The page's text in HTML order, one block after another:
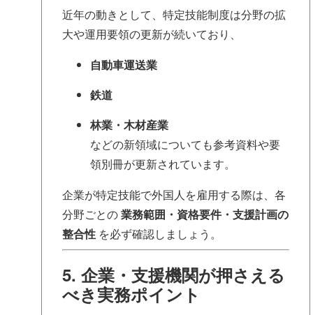
近年の動きとして、特定技能制度は分野の拡
大や運用要領の更新が続いており、
自動車運送業
鉄道
林業・木材産業
などの新領域についても参考資料や要
領別冊が更新されています。
企業が特定技能で外国人を雇用する際は、各
分野ごとの業務範囲・資格要件・支援計画の
整合性を必ず確認しましょう。
5. 企業・支援機関が押さえる
べき実務ポイント